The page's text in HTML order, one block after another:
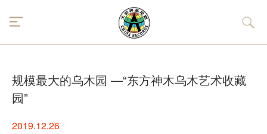
规模最大的乌木园 —“东方神木乌木艺术收藏
园”
2019.12.26